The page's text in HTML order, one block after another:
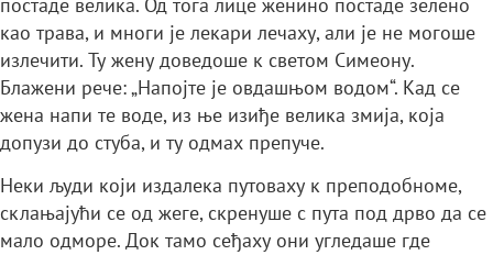
као трава, и многи је лекари лечаху, али је не могоше
излечити. Ту жену доведоше к светом Симеону.
Блажени рече: „Напојте је овдашњом водом“. Кад се
жена напи те воде, из ње изиђе велика змија, која
допузи до стуба, и ту одмах препуче.
Неки људи који издалека путоваху к преподобноме,
склањајући се од жеге, скренуше с пута под дрво да се
мало одморе. Док тамо сеђаху они угледаше где